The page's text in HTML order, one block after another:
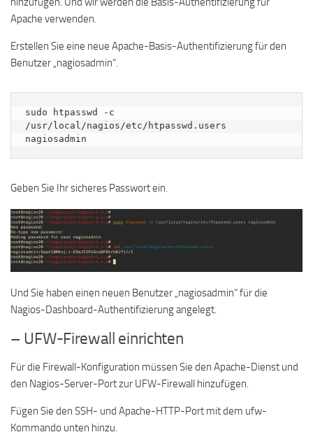
Apache verwenden.
Erstellen Sie eine neue Apache-Basis-Authentifizierung für den
Benutzer „nagiosadmin“.
sudo htpasswd -c
/usr/local/nagios/etc/htpasswd.users
nagiosadmin
Geben Sie Ihr sicheres Passwort ein.
Und Sie haben einen neuen Benutzer „nagiosadmin“ für die
Nagios-Dashboard-Authentifizierung angelegt.
– UFW-Firewall einrichten
Für die Firewall-Konfiguration müssen Sie den Apache-Dienst und
den Nagios-Server-Port zur UFW-Firewall hinzufügen.
Fügen Sie den SSH- und Apache-HTTP-Port mit dem ufw-
Kommando unten hinzu.